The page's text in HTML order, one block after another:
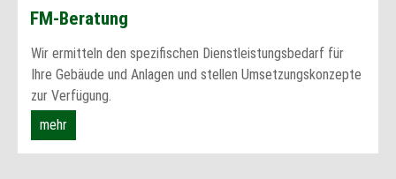
FM-Beratung
Wir ermitteln den spezifischen Dienstleistungsbedarf für
Ihre Gebäude und Anlagen und stellen Umsetzungskonzepte
zur Verfügung.
mehr